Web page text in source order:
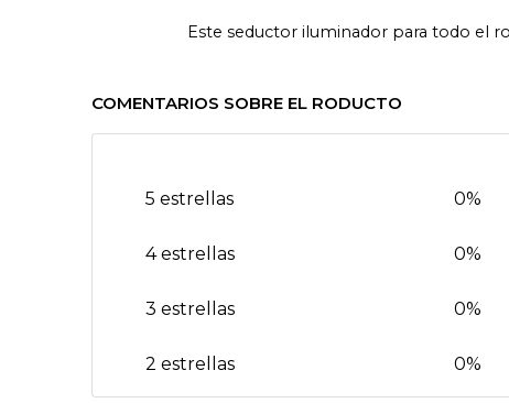
Este seductor iluminador para todo el
COMENTARIOS SOBRE EL RODUCTO
5 estrellas 0%
4 estrellas 0%
3 estrellas 0%
2 estrellas 0%